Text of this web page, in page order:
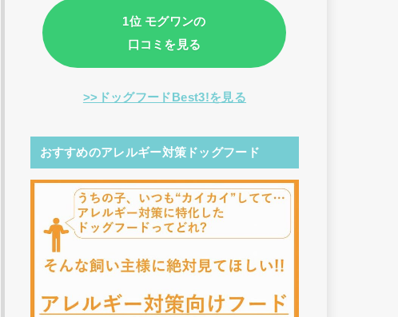
1位 モグワンの
口コミを見る
>>ドッグフードBest3!を見る
おすすめのアレルギー対策ドッグフード